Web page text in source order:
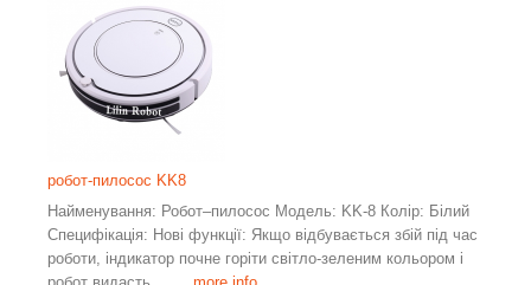
робот-пилосос KK8
Найменування: Робот–пилосос Модель: KK-8 Колір: Білий
Специфікація: Нові функції: Якщо відбувається збій під час
роботи, індикатор почне горіти світло-зеленим кольором і